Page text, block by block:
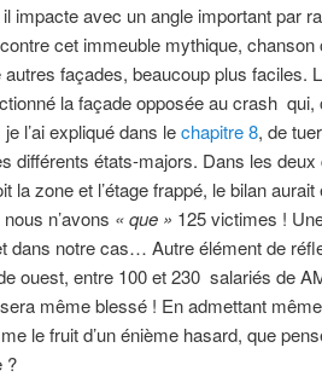
impacte avec un angle important par
cet immeuble mythique, chanson
autres façades, beaucoup plus faciles.
la façade opposée au crash
l’ai expliqué dans lechapitre 8, de
différents états-majors. Dans les
la zone et l’étage frappé, le bilan
n’avons « que » 125 victimes !
dans notre cas… Autre élément de
ouest, entre 100 et 230 salariés de
même blessé ! En admettant
le fruit d’un énième hasard, que
?